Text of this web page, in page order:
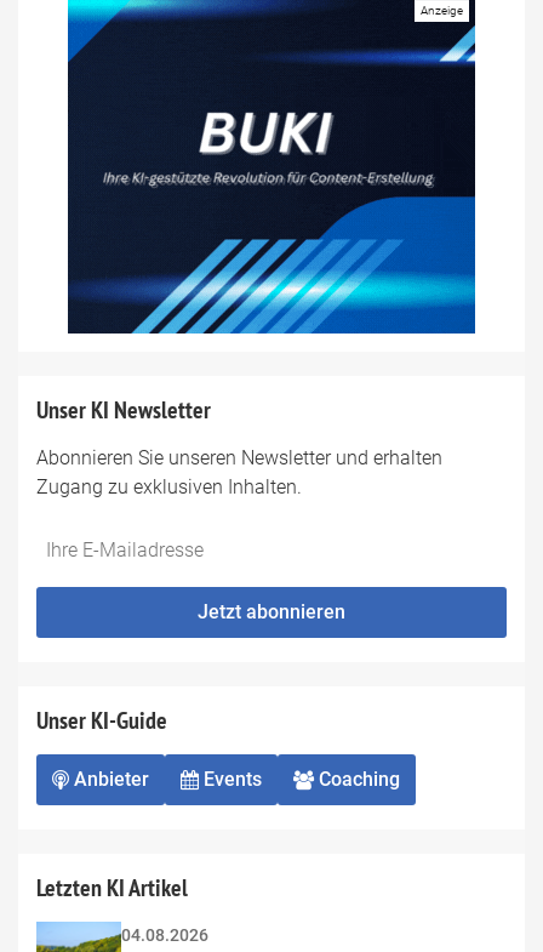
Unser KI Newsletter
Abonnieren Sie unseren Newsletter und erhalten
Zugang zu exklusiven Inhalten.
Do
fill
*Ihre
Mailadresse:
Jetzt abonnieren
Unser KI-Guide
Anbieter Events Coaching
Letzten KI Artikel
04.08.2026